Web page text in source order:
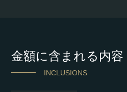
金額に含まれる内容
INCLUSIONS